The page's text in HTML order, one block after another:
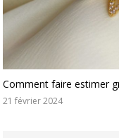
Comment faire estimer
21 février 2024